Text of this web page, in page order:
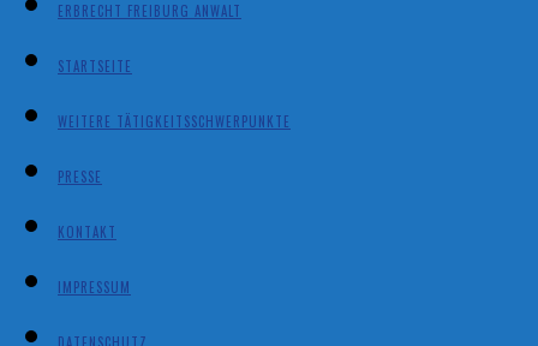
ERBRECHT FREIBURG ANWALT
STARTSEITE
WEITERE TÄTIGKEITSSCHWERPUNKTE
PRESSE
KONTAKT
IMPRESSUM